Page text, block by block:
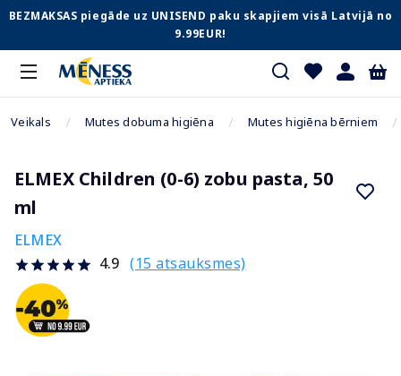
BEZMAKSAS piegāde uz UNISEND paku skapjiem visā Latvijā no
9.99EUR!
Veikals Mutes dobuma higiēna Mutes higiēna bērniem
ELMEX Children (0-6) zobu pasta, 50
ml
ELMEX
4.9 (15 atsauksmes)